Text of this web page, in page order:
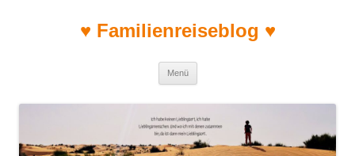
♥ Familienreiseblog ♥
Menü